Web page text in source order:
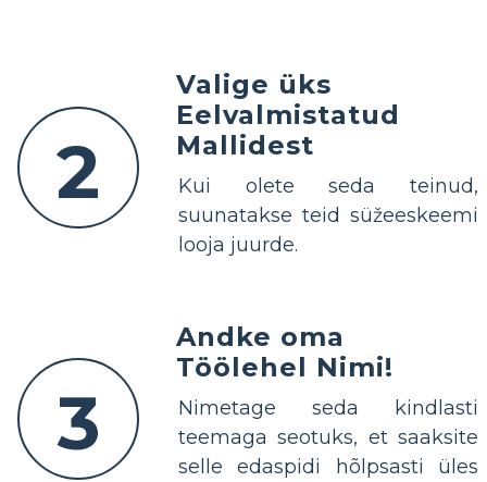
2
Valige üks
Eelvalmistatud
Mallidest
Kui olete seda teinud,
suunatakse teid süžeeskeemi
looja juurde.
3
Andke oma
Töölehel Nimi!
Nimetage seda kindlasti
teemaga seotuks, et saaksite
selle edaspidi hõlpsasti üles